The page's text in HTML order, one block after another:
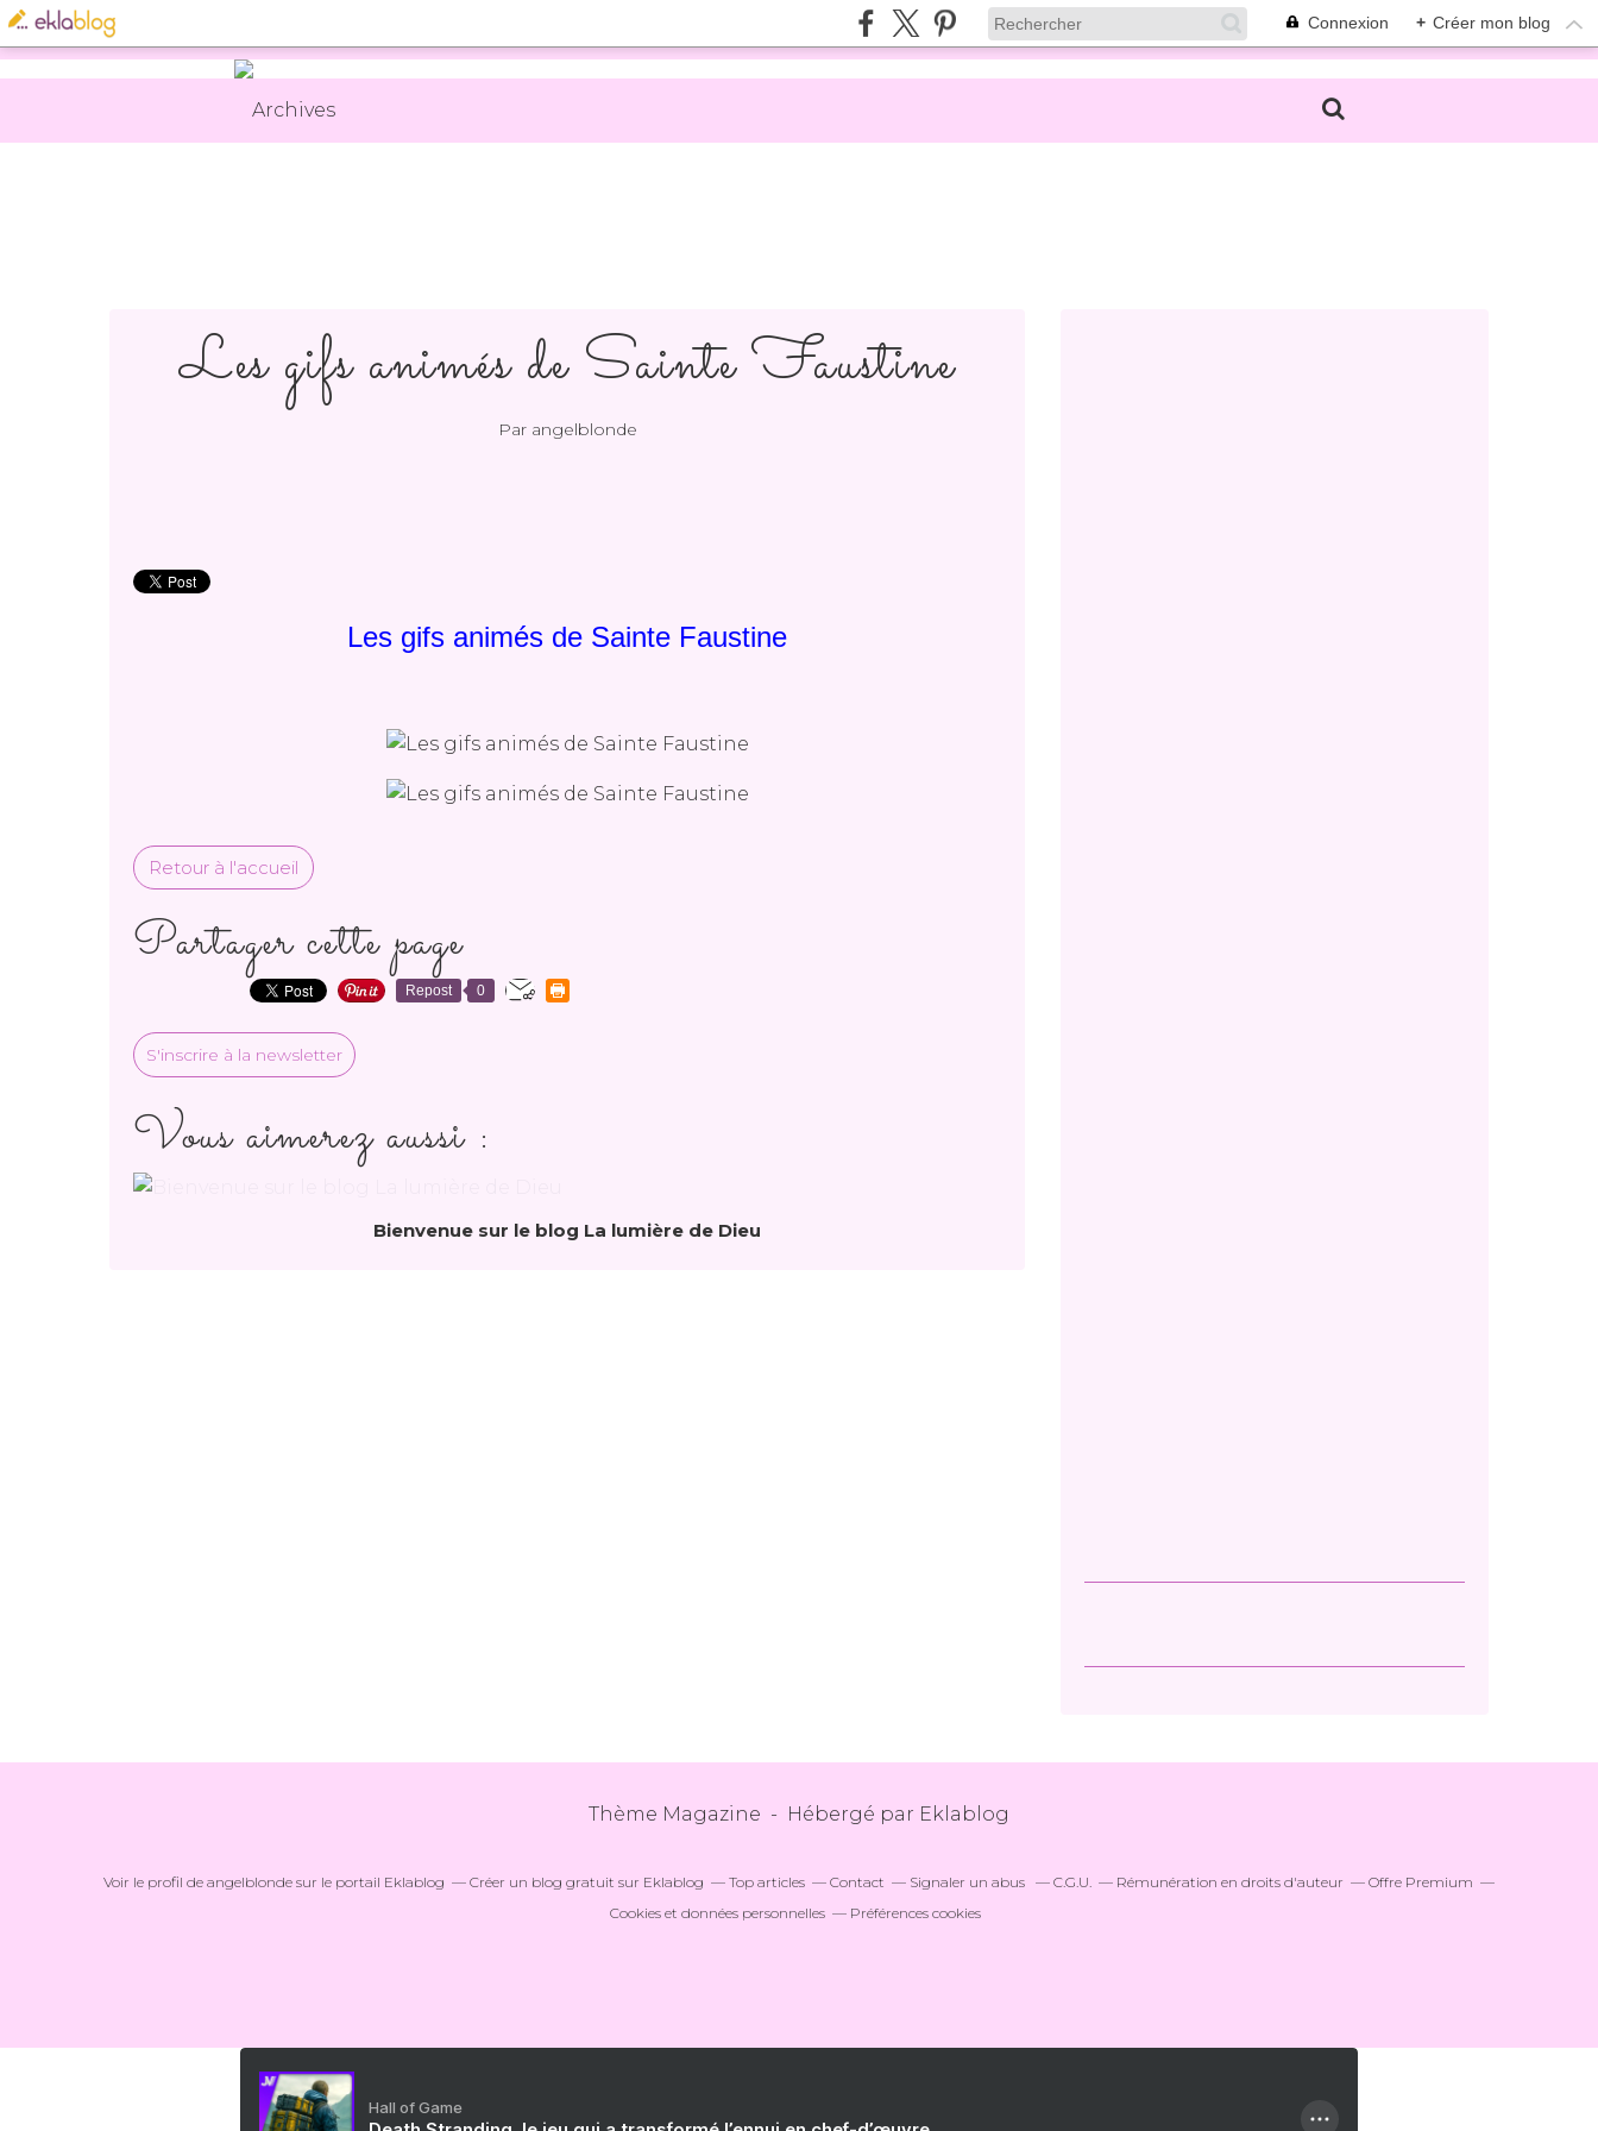
Connexion + Créer mon blog
Archives
Les gifs animés de Sainte Faustine
Par angelblonde
Les gifs animés de Sainte Faustine
Retour à l'accueil
Partager cette page
Repost 0
S'inscrire à la newsletter
Vous aimerez aussi :
Bienvenue sur le blog La lumière de Dieu
Thème Magazine - Hébergé par Eklablog
Voir le profil de angelblonde sur le portail Eklablog Créer un blog gratuit sur Eklablog Top articles Contact Signaler un abus C.G.U. Rémunération en droits d'auteur
Offre Premium
Cookies et données personnelles
Préférences cookies
Hall of Game